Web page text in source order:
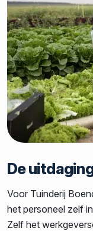
De
Voor Tuinderij
het personeel zelf
Zelf het